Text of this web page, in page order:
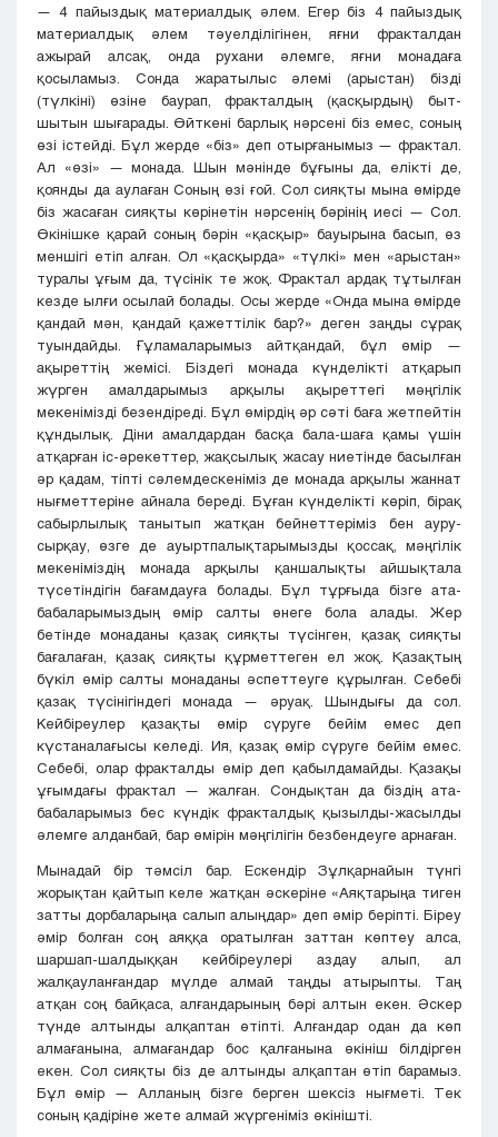
— 4 пайыздық материалдық әлем. Егер біз 4 пайыздық
материалдық әлем тәуелділігінен, яғни фракталдан
ажырай алсақ, онда рухани әлемге, яғни монадаға
қосыламыз. Сонда жаратылыс әлемі (арыстан) бізді
(түлкіні) өзіне баурап, фракталдың (қасқырдың) быт-
шытын шығарады. Өйткені барлық нәрсені біз емес, соның
өзі істейді. Бұл жерде «біз» деп отырғанымыз — фрактал.
Ал «өзі» — монада. Шын мәнінде бұғыны да, елікті де,
қоянды да аулаған Соның өзі ғой. Сол сияқты мына өмірде
біз жасаған сияқты көрінетін нәрсенің бәрінің иесі — Сол.
Өкінішке қарай соның бәрін «қасқыр» бауырына басып, өз
меншігі етіп алған. Ол «қасқырда» «түлкі» мен «арыстан»
туралы ұғым да, түсінік те жоқ. Фрактал ардақ тұтылған
кезде ылғи осылай болады. Осы жерде «Онда мына өмірде
қандай мән, қандай қажеттілік бар?» деген заңды сұрақ
туындайды. Ғұламаларымыз айтқандай, бұл өмір —
ақыреттің жемісі. Біздегі монада күнделікті атқарып
жүрген амалдарымыз арқылы ақыреттегі мәңгілік
мекенімізді безендіреді. Бұл өмірдің әр сәті баға жетпейтін
құндылық. Діни амалдардан басқа бала-шаға қамы үшін
атқарған іс-әрекеттер, жақсылық жасау ниетінде басылған
әр қадам, тіпті сәлемдескеніміз де монада арқылы жаннат
нығметтеріне айнала береді. Бұған күнделікті көріп, бірақ
сабырлылық танытып жатқан бейнеттеріміз бен ауру-
сырқау, өзге де ауыртпалықтарымызды қоссақ, мәңгілік
мекеніміздің монада арқылы қаншалықты айшықтала
түсетіндігін бағамдауға болады. Бұл тұрғыда бізге ата-
бабаларымыздың өмір салты өнеге бола алады. Жер
бетінде монаданы қазақ сияқты түсінген, қазақ сияқты
бағалаған, қазақ сияқты құрметтеген ел жоқ. Қазақтың
бүкіл өмір салты монаданы әспеттеуге құрылған. Себебі
қазақ түсінігіндегі монада — әруақ. Шындығы да сол.
Кейбіреулер қазақты өмір сүруге бейім емес деп
күстаналағысы келеді. Ия, қазақ өмір сүруге бейім емес.
Себебі, олар фракталды өмір деп қабылдамайды. Қазақы
ұғымдағы фрактал — жалған. Сондықтан да біздің ата-
бабаларымыз бес күндік фракталдық қызылды-жасылды
әлемге алданбай, бар өмірін мәңгілігін безбендеуге арнаған.
Мынадай бір тәмсіл бар. Ескендір Зұлқарнайын түнгі
жорықтан қайтып келе жатқан әскеріне «Аяқтарыңа тиген
затты дорбаларыңа салып алыңдар» деп әмір беріпті. Біреу
әмір болған соң аяққа оратылған заттан көптеу алса,
шаршап-шалдыққан кейбіреулері аздау алып, ал
жалқауланғандар мүлде алмай таңды атырыпты. Таң
атқан соң байқаса, алғандарының бәрі алтын екен. Әскер
түнде алтынды алқаптан өтіпті. Алғандар одан да көп
алмағанына, алмағандар бос қалғанына өкініш білдірген
екен. Сол сияқты біз де алтынды алқаптан өтіп барамыз.
Бұл өмір — Алланың бізге берген шексіз нығметі. Тек
соның қадіріне жете алмай жүргеніміз өкінішті.